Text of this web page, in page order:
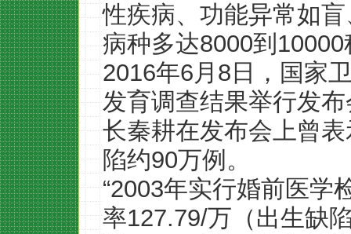
性疾病、功能异常如
病种多达8000到10000
2016年6月8日，国家
发育调查结果举行发
长秦耕在发布会上曾
陷约90万例。
“2003年实行婚前医学
率127.79/万（出生缺